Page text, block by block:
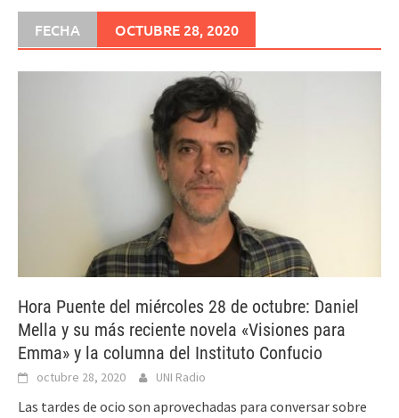
FECHA OCTUBRE 28, 2020
Hora Puente del miércoles 28 de octubre: Daniel
Mella y su más reciente novela «Visiones para
Emma» y la columna del Instituto Confucio
octubre 28, 2020 UNI Radio
Las tardes de ocio son aprovechadas para conversar sobre